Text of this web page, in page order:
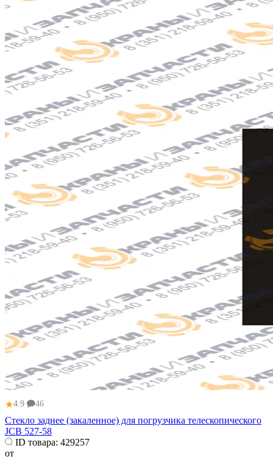
★4.9 46
Стекло заднее (закаленное) для погрузчика телескопического
JCB 527-58
ID товара: 429257
от